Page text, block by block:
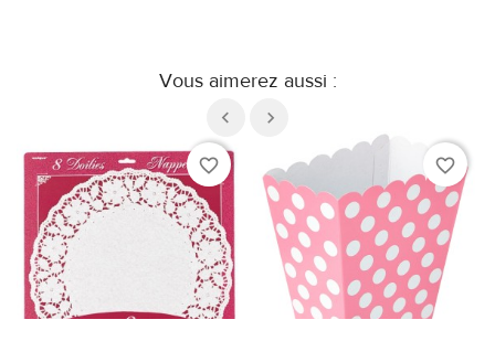
Vous aimerez aussi :
favorite_border favorite_border